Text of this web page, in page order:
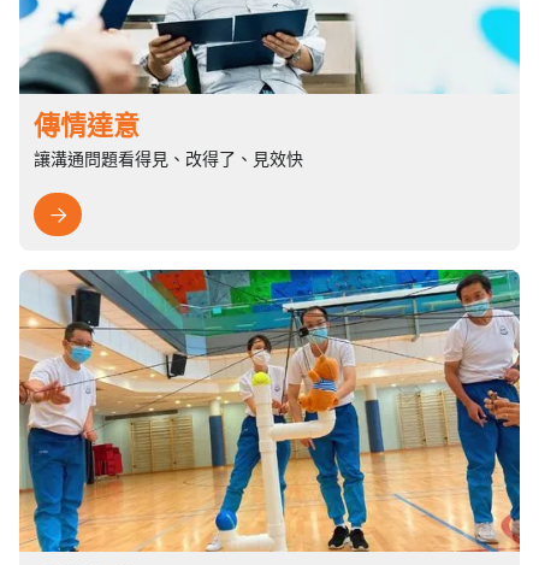
傳情達意
讓溝通問題看得見、改得了、見效快
